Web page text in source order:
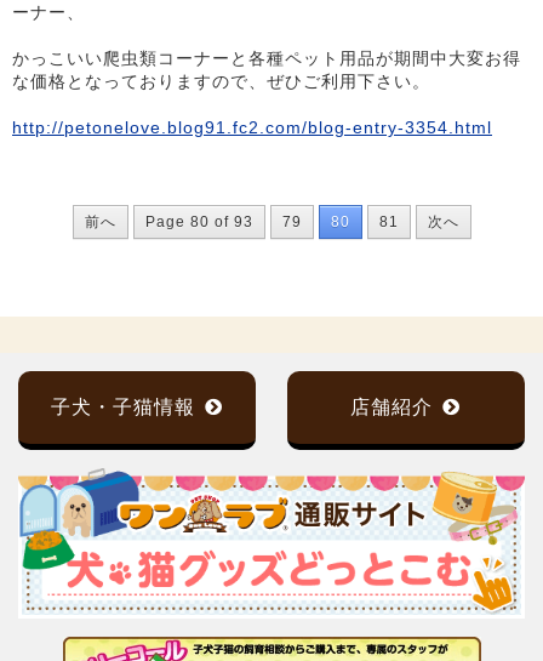
ーナー、
かっこいい爬虫類コーナーと各種ペット用品が期間中大変お得
な価格となっておりますので、ぜひご利用下さい。
http://petonelove.blog91.fc2.com/blog-entry-3354.html
前へ Page 80 of 93 79 80 81 次へ
子犬・子猫情報 店舗紹介